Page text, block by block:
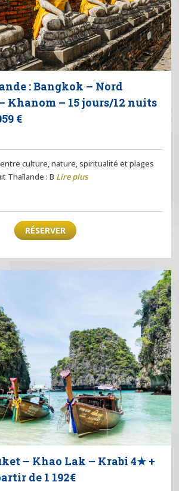
: Bangkok – Nord
Khanom – 15 jours/12 nuits
€
culture, nature, spiritualité et plages
Thaïlande : B Lire plus
RÉSERVER
– Khao Lak – Krabi 4★ +
de 1 192€